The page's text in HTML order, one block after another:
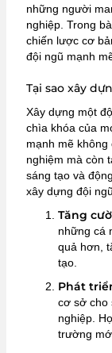
những người
nghiệp. Trong
chiến lược cơ
đội ngũ mạnh
Tại sao xây
Xây dựng một
chìa khóa của
mạnh mẽ
nghiệm mà còn
sáng tạo và
xây dựng đội
Tăng
những cá
quả hơn,
tạo.
Phát
cơ sở cho
nghiệp.
trường